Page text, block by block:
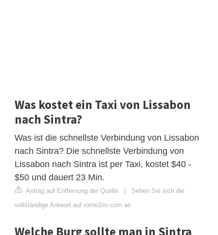
Was kostet ein Taxi von Lissabon
nach Sintra?
Was ist die schnellste Verbindung von Lissabon
nach Sintra? Die schnellste Verbindung von
Lissabon nach Sintra ist per Taxi, kostet $40 -
$50 und dauert 23 Min.
Antrag auf Entfernung der Quelle | Sehen Sie sich die
vollständige Antwort auf rome2rio.com an
Welche Burg sollte man in Sintra